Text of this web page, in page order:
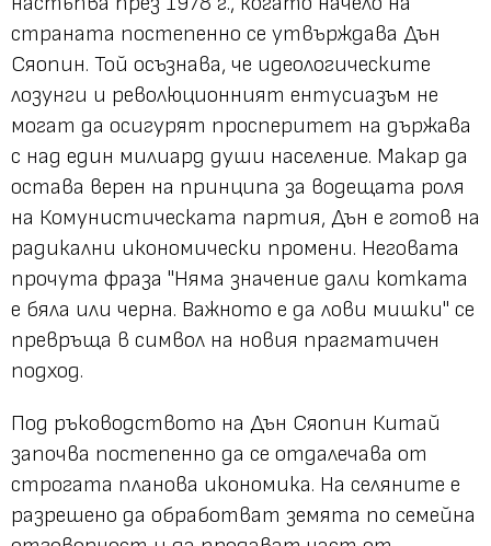
страната постепенно се утвърждава Дън
Сяопин. Той осъзнава, че идеологическите
лозунги и революционният ентусиазъм не
могат да осигурят просперитет на държава
с над един милиард души население. Макар да
остава верен на принципа за водещата роля
на Комунистическата партия, Дън е готов на
радикални икономически промени. Неговата
прочута фраза "Няма значение дали котката
е бяла или черна. Важното е да лови мишки" се
превръща в символ на новия прагматичен
подход.
Под ръководството на Дън Сяопин Китай
започва постепенно да се отдалечава от
строгата планова икономика. На селяните е
разрешено да обработват земята по семейна